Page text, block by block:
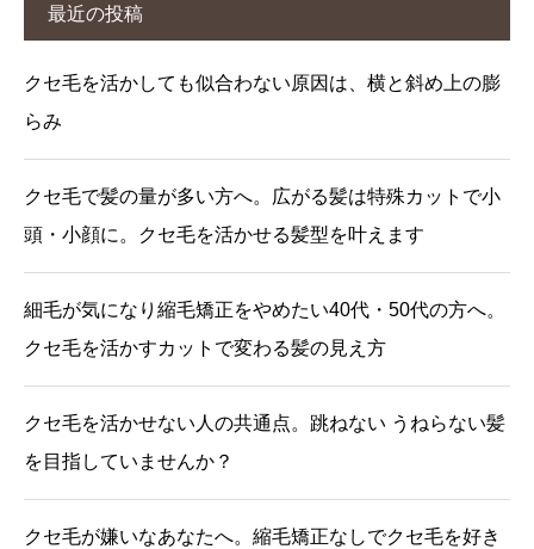
最近の投稿
クセ毛を活かしても似合わない原因は、横と斜め上の膨
らみ
クセ毛で髪の量が多い方へ。広がる髪は特殊カットで小
頭・小顔に。クセ毛を活かせる髪型を叶えます
細毛が気になり縮毛矯正をやめたい40代・50代の方へ。
クセ毛を活かすカットで変わる髪の見え方
クセ毛を活かせない人の共通点。跳ねない うねらない髪
を目指していませんか？
クセ毛が嫌いなあなたへ。縮毛矯正なしでクセ毛を好き